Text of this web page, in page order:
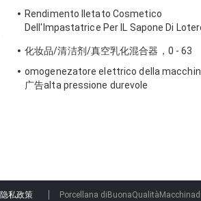
Rendimento Iletato Cosmetico
Dell'Impastatrice Per IL Sapone Di
化妆品/清洁剂/真空乳化混合器，0 - 63
omogenezatore elettrico della
广告alta pressione durevole
隐私政策 Porcellana